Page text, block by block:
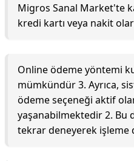
Migros Sanal Market'te
kredi kartı veya nakit
Online ödeme yöntemi
mümkündür 3. Ayrıca,
ödeme seçeneği aktif
yaşanabilmektedir 2. Bu
tekrar deneyerek işleme